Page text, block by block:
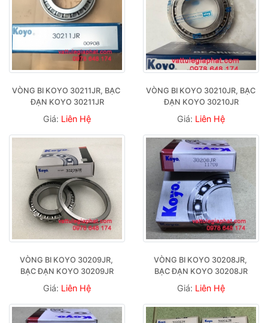
VÒNG BI KOYO 30211JR, BẠC
ĐẠN KOYO 30211JR
Giá: Liên Hệ
VÒNG BI KOYO 30210JR, BẠC
ĐẠN KOYO 30210JR
Giá: Liên Hệ
VÒNG BI KOYO 30209JR,
BẠC ĐẠN KOYO 30209JR
Giá: Liên Hệ
VÒNG BI KOYO 30208JR,
BẠC ĐẠN KOYO 30208JR
Giá: Liên Hệ